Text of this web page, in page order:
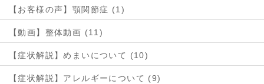
【お客様の声】顎関節症 (1)
【動画】整体動画 (11)
【症状解説】めまいについて (10)
【症状解説】アレルギーについて (9)